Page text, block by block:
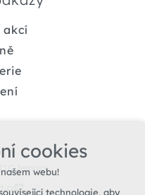
akcí
Jemnice
cookies
webu!
technologie, aby